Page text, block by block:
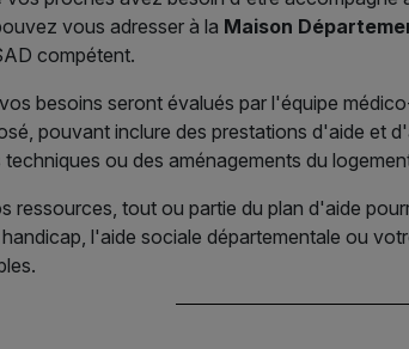
vous adresser à la Maison
compétent.
besoins seront évalués par l'équipe
pouvant inclure des prestations d'aide et
techniques ou des aménagements du
ressources, tout ou partie du plan d'aide
l'aide sociale départementale ou